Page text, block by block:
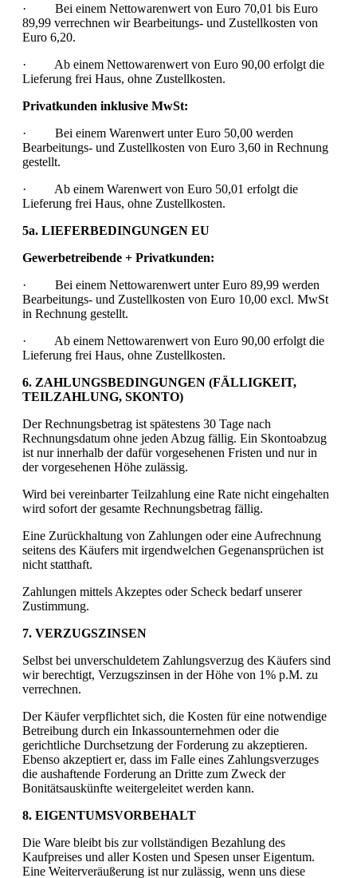
· Bei einem Nettowarenwert von Euro 70,01 bis Euro
89,99 verrechnen wir Bearbeitungs- und Zustellkosten von
Euro 6,20.
· Ab einem Nettowarenwert von Euro 90,00 erfolgt die
Lieferung frei Haus, ohne Zustellkosten.
Privatkunden inklusive MwSt:
· Bei einem Warenwert unter Euro 50,00 werden
Bearbeitungs- und Zustellkosten von Euro 3,60 in Rechnung
gestellt.
· Ab einem Warenwert von Euro 50,01 erfolgt die
Lieferung frei Haus, ohne Zustellkosten.
5a. LIEFERBEDINGUNGEN EU
Gewerbetreibende + Privatkunden:
· Bei einem Nettowarenwert unter Euro 89,99 werden
Bearbeitungs- und Zustellkosten von Euro 10,00 excl. MwSt
in Rechnung gestellt.
· Ab einem Nettowarenwert von Euro 90,00 erfolgt die
Lieferung frei Haus, ohne Zustellkosten.
6. ZAHLUNGSBEDINGUNGEN (FÄLLIGKEIT,
TEILZAHLUNG, SKONTO)
Der Rechnungsbetrag ist spätestens 30 Tage nach
Rechnungsdatum ohne jeden Abzug fällig. Ein Skontoabzug
ist nur innerhalb der dafür vorgesehenen Fristen und nur in
der vorgesehenen Höhe zulässig.
Wird bei vereinbarter Teilzahlung eine Rate nicht eingehalten
wird sofort der gesamte Rechnungsbetrag fällig.
Eine Zurückhaltung von Zahlungen oder eine Aufrechnung
seitens des Käufers mit irgendwelchen Gegenansprüchen ist
nicht statthaft.
Zahlungen mittels Akzeptes oder Scheck bedarf unserer
Zustimmung.
7. VERZUGSZINSEN
Selbst bei unverschuldetem Zahlungsverzug des Käufers sind
wir berechtigt, Verzugszinsen in der Höhe von 1% p.M. zu
verrechnen.
Der Käufer verpflichtet sich, die Kosten für eine notwendige
Betreibung durch ein Inkassounternehmen oder die
gerichtliche Durchsetzung der Forderung zu akzeptieren.
Ebenso akzeptiert er, dass im Falle eines Zahlungsverzuges
die aushaftende Forderung an Dritte zum Zweck der
Bonitätsauskünfte weitergeleitet werden kann.
8. EIGENTUMSVORBEHALT
Die Ware bleibt bis zur vollständigen Bezahlung des
Kaufpreises und aller Kosten und Spesen unser Eigentum.
Eine Weiterveräußerung ist nur zulässig, wenn uns diese